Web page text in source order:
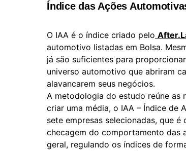
Índice das Ações
O IAA é o índice criado pelo
automotivo listadas em Bolsa.
já são suficientes para
universo automotivo que abriram
alavancarem seus negócios.
A metodologia do estudo reúne as
criar uma média, o IAA – Índice de
sete empresas selecionadas, que
checagem do comportamento das
geral, regulando os índices de